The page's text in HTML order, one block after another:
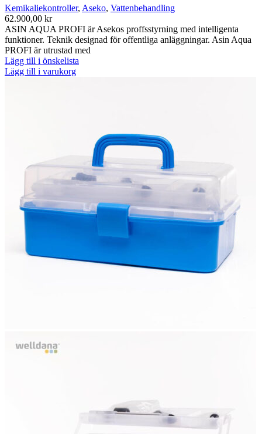
Kemikaliekontroller, Aseko, Vattenbehandling
62.900,00 kr
ASIN AQUA PROFI är Asekos proffsstyrning med intelligenta
funktioner. Teknik designad för offentliga anläggningar. Asin Aqua
PROFI är utrustad med
Lägg till i önskelista
Lägg till i varukorg